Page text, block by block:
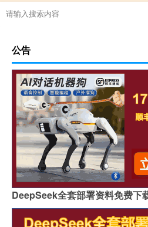
公告
DeepSeek全套部署资料免费下